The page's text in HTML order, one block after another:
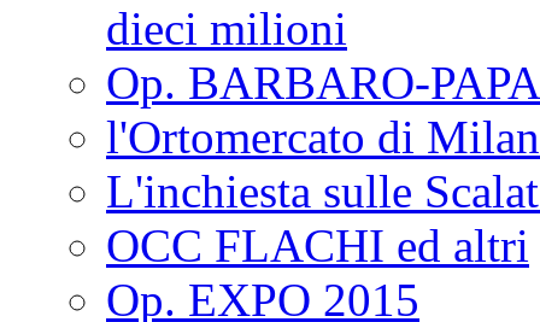
dieci milioni
Op. BARBARO-
l'Ortomercato di
L'inchiesta sulle
OCC FLACHI ed altri
Op. EXPO 2015